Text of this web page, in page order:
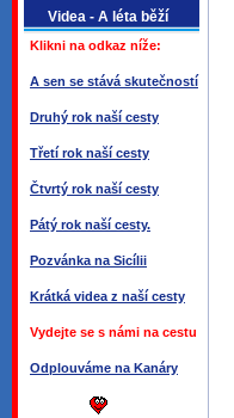
Videa - A léta běží
Klikni na odkaz níže:
A sen se stává skutečností
Druhý rok naší cesty
Třetí rok naší cesty
Čtvrtý rok naší cesty
Pátý rok naší cesty.
Pozvánka na Sicílii
Krátká videa z naší cesty
Vydejte se s námi na cestu
Odplouváme na Kanáry